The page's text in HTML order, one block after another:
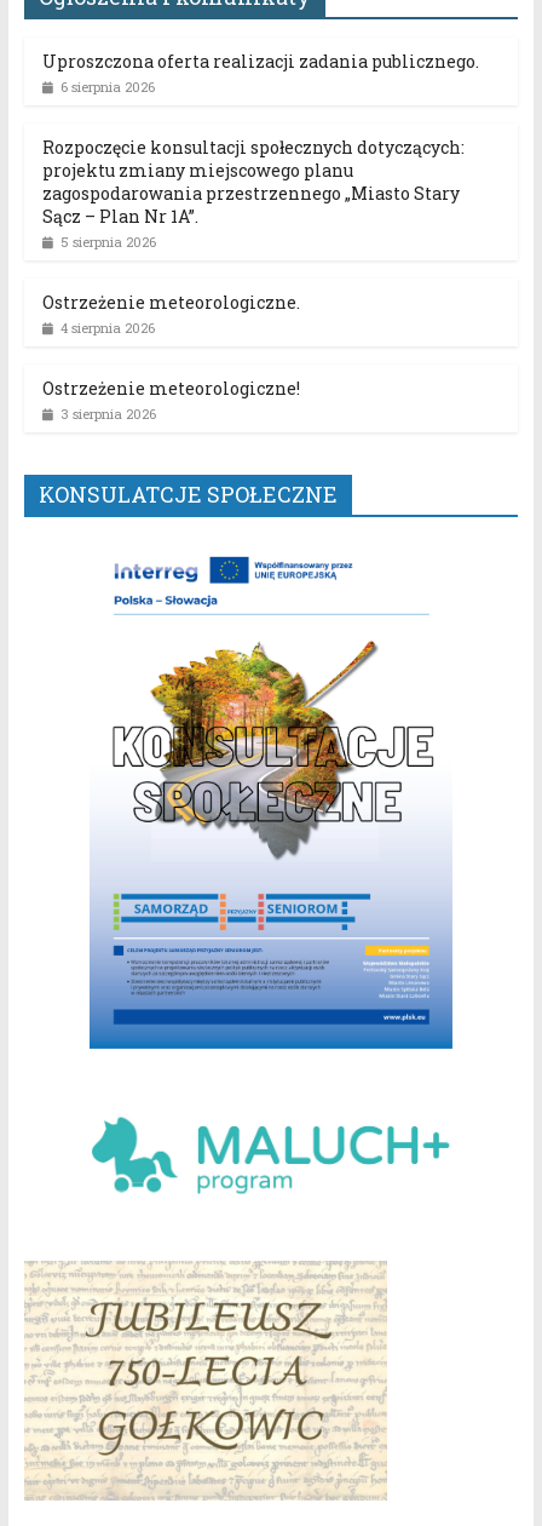
Uproszczona oferta realizacji zadania publicznego.
6 sierpnia 2026
Rozpoczęcie konsultacji społecznych dotyczących:
projektu zmiany miejscowego planu
zagospodarowania przestrzennego „Miasto Stary
Sącz – Plan Nr 1A”.
5 sierpnia 2026
Ostrzeżenie meteorologiczne.
4 sierpnia 2026
Ostrzeżenie meteorologiczne!
3 sierpnia 2026
KONSULATCJE SPOŁECZNE